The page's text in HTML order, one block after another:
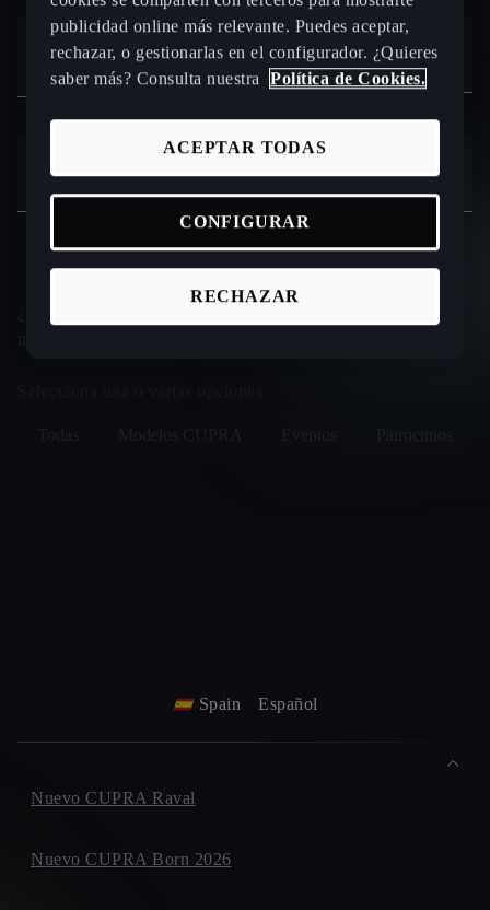
Code
+34
Teléfono *
Spain Español
Nuevo CUPRA Raval
Nuevo CUPRA Born 2026
publicidad online más relevante. Puedes aceptar,
rechazar, o gestionarlas en el configurador. ¿Quieres
saber más? Consulta nuestra
Política de Cookies.
RECHAZAR
ACEPTAR TODAS
CONFIGURAR